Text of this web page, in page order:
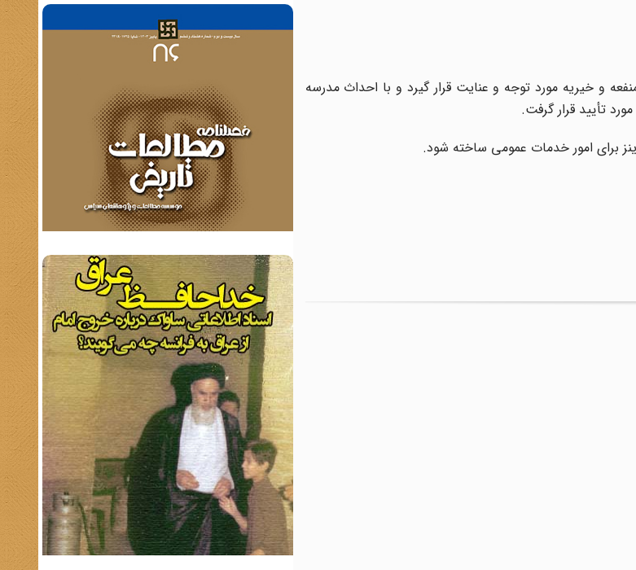
و خیریه مورد توجه و عنایت قرار گیرد و با احداث مدرسه
تأیید قرار گرفت.
برای امور خدمات عمومی ساخته شود.